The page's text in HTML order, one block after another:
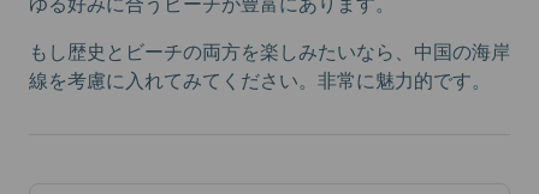
もし歴史とビーチの両方を楽しみたいなら、中国の海岸
線を考慮に入れてみてください。非常に魅力的です。